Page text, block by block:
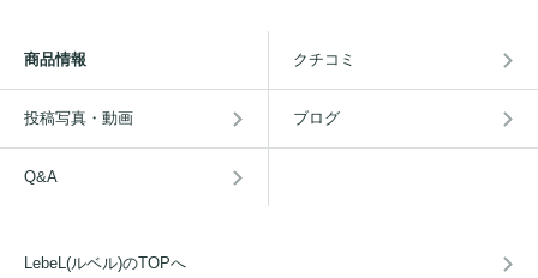
商品情報 クチコミ
投稿写真・動画 ブログ
Q&A
LebeL(ルベル)のTOPへ